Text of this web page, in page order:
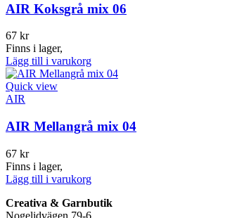
AIR Koksgrå mix 06
67 kr
Finns i lager,
Lägg till i varukorg
Quick view
AIR
AIR Mellangrå mix 04
67 kr
Finns i lager,
Lägg till i varukorg
Creativa & Garnbutik
Nogelidvägen 79-6